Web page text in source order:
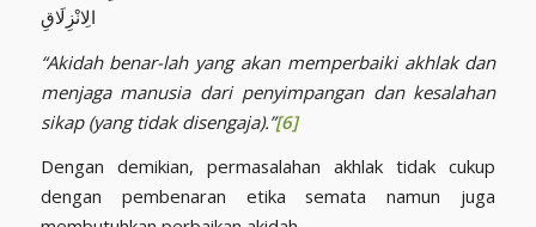
الِانْزِلَاقِ
“Akidah benar-lah yang akan memperbaiki akhlak dan
menjaga manusia dari penyimpangan dan kesalahan
sikap (yang tidak disengaja).”[6]
Dengan demikian, permasalahan akhlak tidak cukup
dengan pembenaran etika semata namun juga